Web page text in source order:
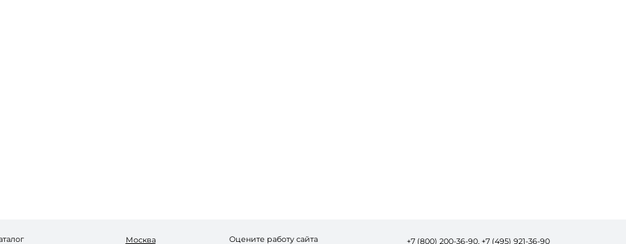
Москва Оцените работу сайта +7 (800) 200-36-90, +7 (495) 921-36-90